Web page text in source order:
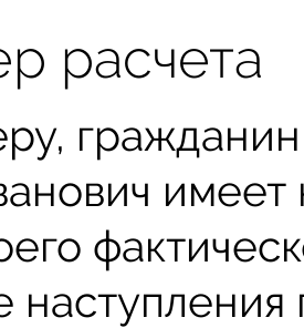
расчета
имеет
наступления